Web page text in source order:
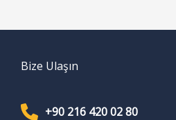
Bize Ulaşın
+90 216 420 02 80